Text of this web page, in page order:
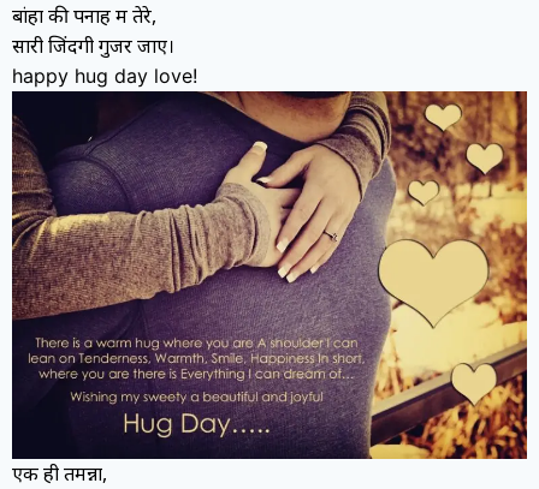
बांहों की पनाह में तेरे,
सारी जिंदगी गुजर जाए।
happy hug day love!
एक ही तमन्ना,